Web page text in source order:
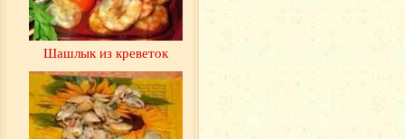
Шашлык из креветок